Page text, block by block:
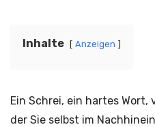
Inhalte Anzeigen
Ein Schrei, ein hartes
der Sie selbst im